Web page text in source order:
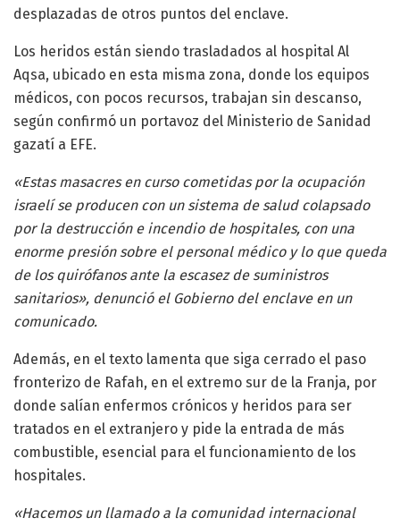
desplazadas de otros puntos del enclave.
Los heridos están siendo trasladados al hospital Al
Aqsa, ubicado en esta misma zona, donde los equipos
médicos, con pocos recursos, trabajan sin descanso,
según confirmó un portavoz del Ministerio de Sanidad
gazatí a EFE.
«Estas masacres en curso cometidas por la ocupación
israelí se producen con un sistema de salud colapsado
por la destrucción e incendio de hospitales, con una
enorme presión sobre el personal médico y lo que queda
de los quirófanos ante la escasez de suministros
sanitarios», denunció el Gobierno del enclave en un
comunicado.
Además, en el texto lamenta que siga cerrado el paso
fronterizo de Rafah, en el extremo sur de la Franja, por
donde salían enfermos crónicos y heridos para ser
tratados en el extranjero y pide la entrada de más
combustible, esencial para el funcionamiento de los
hospitales.
«Hacemos un llamado a la comunidad internacional